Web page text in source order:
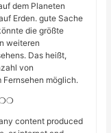
dem Planeten
Erden. gute Sache
die größte
weiteren
Das heißt,
von
Fernsehen möglich.
content produced